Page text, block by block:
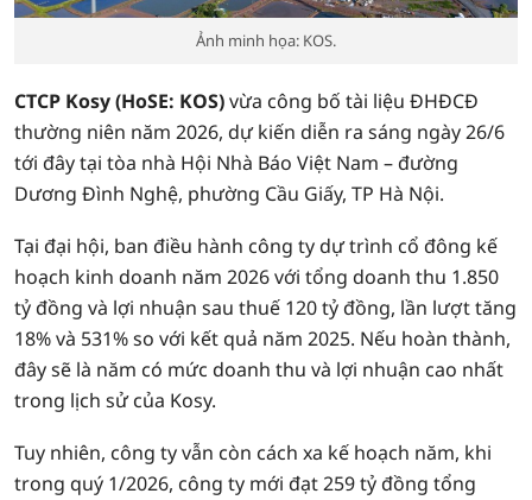
Ảnh minh họa: KOS.
CTCP Kosy (HoSE: KOS)vừa công bố tài liệu ĐHĐCĐ
thường niên năm 2026, dự kiến diễn ra sáng ngày 26/6
tới đây tại tòa nhà Hội Nhà Báo Việt Nam – đường
Dương Đình Nghệ, phường Cầu Giấy, TP Hà Nội.
Tại đại hội, ban điều hành công ty dự trình cổ đông kế
hoạch kinh doanh năm 2026 với tổng doanh thu 1.850
tỷ đồng và lợi nhuận sau thuế 120 tỷ đồng, lần lượt tăng
18% và 531% so với kết quả năm 2025. Nếu hoàn thành,
đây sẽ là năm có mức doanh thu và lợi nhuận cao nhất
trong lịch sử của Kosy.
Tuy nhiên, công ty vẫn còn cách xa kế hoạch năm, khi
trong quý 1/2026, công ty mới đạt 259 tỷ đồng tổng